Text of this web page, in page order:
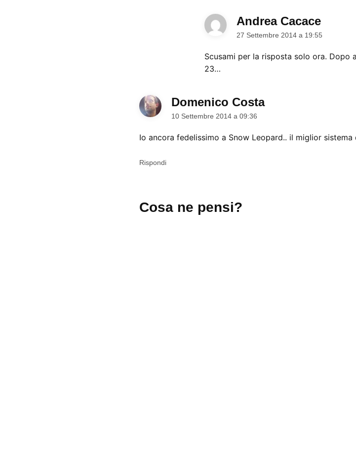
Andrea Cacacedice:
27 Settembre 2014 a 19:55
Scusami per la risposta solo ora.
23…
Domenico Costadice:
10 Settembre 2014 a 09:36
Io ancora fedelissimo a Snow Leopard.. il miglior
Rispondi
un
Cosa ne pensi?